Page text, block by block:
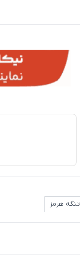
تنگه هرمز